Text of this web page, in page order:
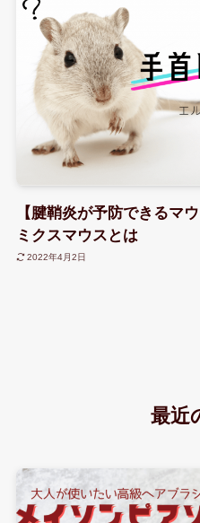
【腱鞘炎が予防できるマ
ミクスマウスとは
2022年4月2日
最近